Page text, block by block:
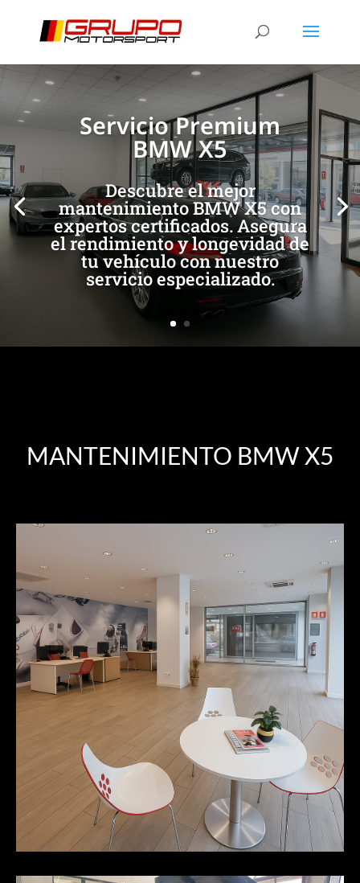
Servicio Premium
BMW X5
Descubre el mejor
mantenimiento BMW X5 con
expertos certificados. Asegura
el rendimiento y longevidad de
tu vehículo con nuestro
servicio especializado.
[/et_pb_slide] [/et_pb_slide]
MANTENIMIENTO BMW X5